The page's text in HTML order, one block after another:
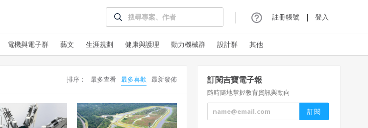
註冊帳號 | 登入
電機與電子群 藝文 生涯規劃 健康與護理 動力機械群 設計群 其他
排序： 最多查看 最多喜歡 最新發佈 訂閱吉寶電子報
隨時隨地掌握教育資訊與動向
使用 Facebook 帳號註冊